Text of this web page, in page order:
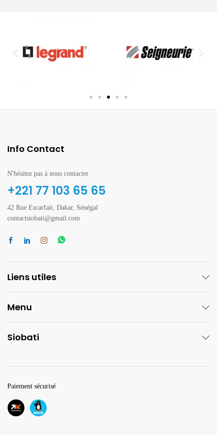
Info Contact
N'hésitez pas à nous contacter
+221 77 103 65 65
42 Rue Escarfait, Dakar, Sénégal
contactsiobati@gmail.com
Liens utiles
Menu
Siobati
Paiement sécurisé